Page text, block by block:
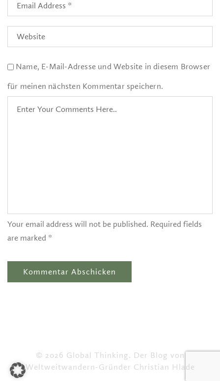
Name, E-Mail-Adresse und Website in diesem Browser
für meinen nächsten Kommentar speichern.
Your email address will not be published. Required fields
are marked *
© 2026 Global Thinking. Der Blog von
Weltweitwandern-Gründer Christian Hlade